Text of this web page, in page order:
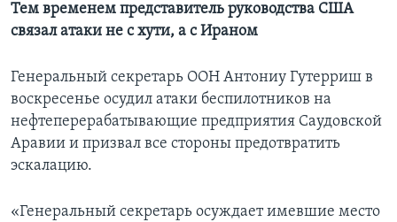
Тем временем представитель руководства США
связал атаки не с хути, а с Ираном
Генеральный секретарь ООН Антониу Гутерриш в
воскресенье осудил атаки беспилотников на
нефтеперерабатывающие предприятия Саудовской
Аравии и призвал все стороны предотвратить
эскалацию.
«Генеральный секретарь осуждает имевшие место